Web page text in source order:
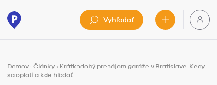
Vyhľadať
Domov › Články › Krátkodobý prenájom garáže v Bratislave: Kedy
sa oplatí a kde hľadať